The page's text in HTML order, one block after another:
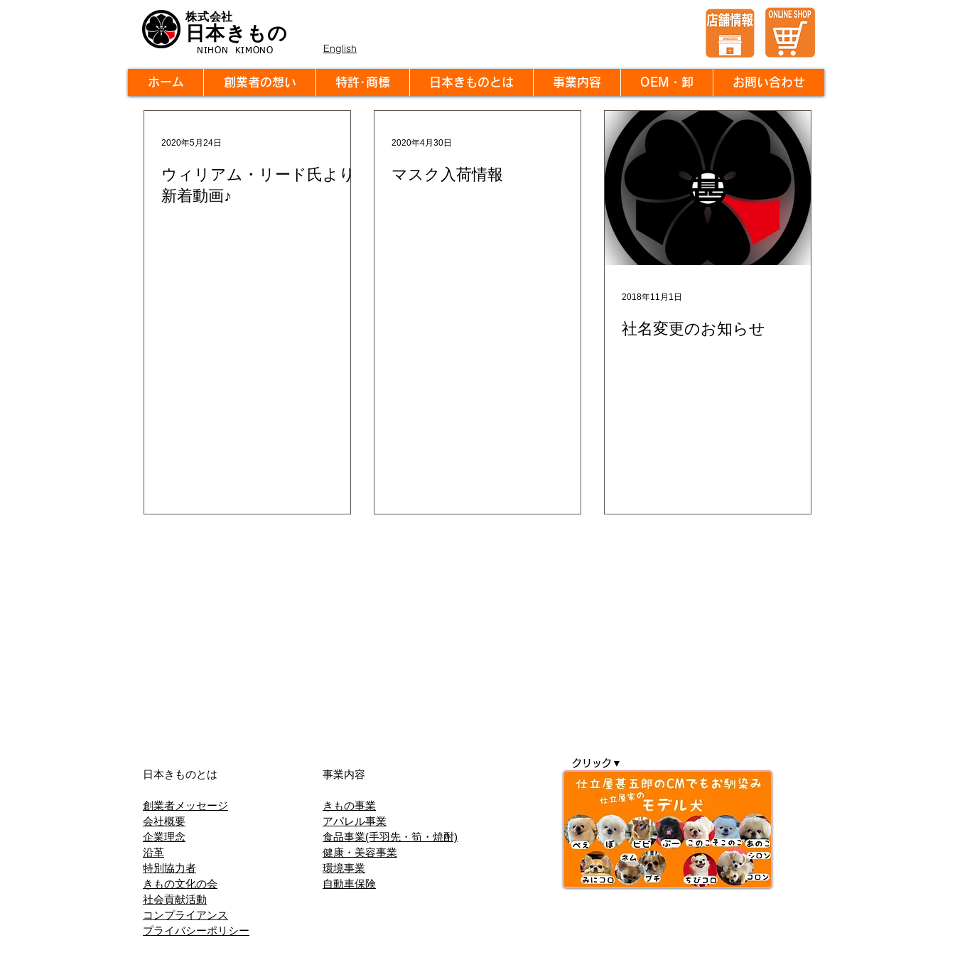
株式会社
日本きもの
NIHON KIMONO English
ホーム 創業者の想い 特許･商標 日本きものとは 事業内容 OEM・卸 お問い合わせ
ウィリアム・リード氏より
新着動画♪
2020年5月24日
マスク入荷情報
2020年4月30日
社名変更のお知らせ
2018年11月1日
日本きものとは
創業者メッセージ
会社概要
企業理念
沿革
特別協力者
きもの文化の会
社会貢献活動
コンプライアンス
​プライバシーポリシー
事業内容
きもの事業
​アパレル事業
食品事業(手羽先・筍・焼酎)
健康・美容事業
​環境事業
自動車保険
クリック▼